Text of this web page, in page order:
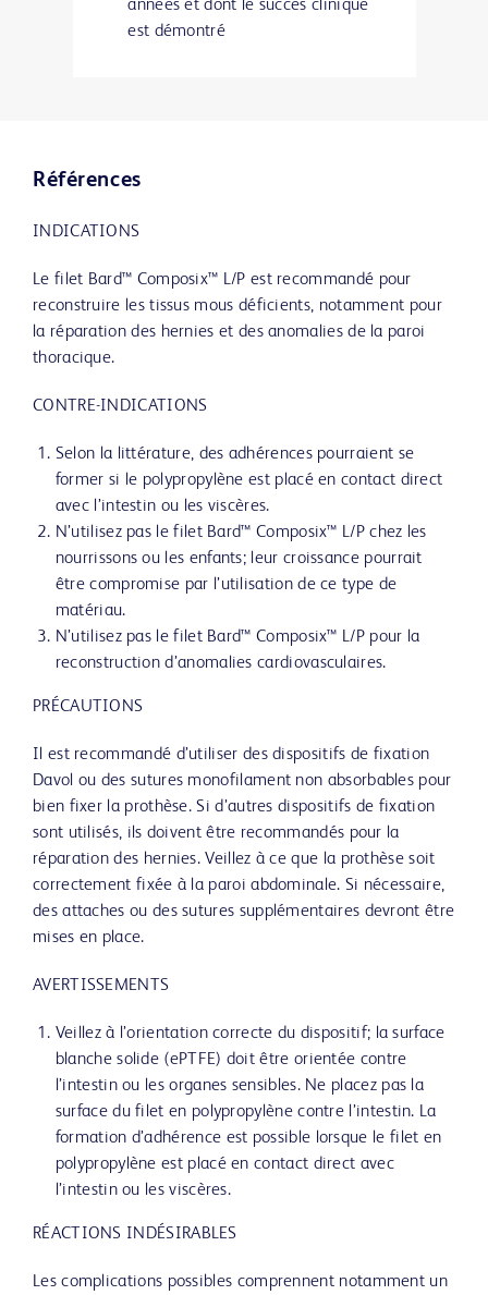
années et dont le succès clinique
est démontré
Références
INDICATIONS
Le filet Bard™ Composix™ L/P est recommandé pour
reconstruire les tissus mous déficients, notamment pour
la réparation des hernies et des anomalies de la paroi
thoracique.
CONTRE-INDICATIONS
Selon la littérature, des adhérences pourraient se
former si le polypropylène est placé en contact direct
avec l’intestin ou les viscères.
N’utilisez pas le filet Bard™ Composix™ L/P chez les
nourrissons ou les enfants; leur croissance pourrait
être compromise par l’utilisation de ce type de
matériau.
N’utilisez pas le filet Bard™ Composix™ L/P pour la
reconstruction d’anomalies cardiovasculaires.
PRÉCAUTIONS
Il est recommandé d’utiliser des dispositifs de fixation
Davol ou des sutures monofilament non absorbables pour
bien fixer la prothèse. Si d’autres dispositifs de fixation
sont utilisés, ils doivent être recommandés pour la
réparation des hernies. Veillez à ce que la prothèse soit
correctement fixée à la paroi abdominale. Si nécessaire,
des attaches ou des sutures supplémentaires devront être
mises en place.
AVERTISSEMENTS
Veillez à l’orientation correcte du dispositif; la surface
blanche solide (ePTFE) doit être orientée contre
l’intestin ou les organes sensibles. Ne placez pas la
surface du filet en polypropylène contre l’intestin. La
formation d’adhérence est possible lorsque le filet en
polypropylène est placé en contact direct avec
l’intestin ou les viscères.
RÉACTIONS INDÉSIRABLES
Les complications possibles comprennent notamment un